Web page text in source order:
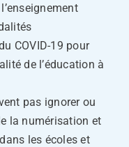
COVID-19 pour
de l’éducation à
pas ignorer ou
la numérisation et
les écoles et